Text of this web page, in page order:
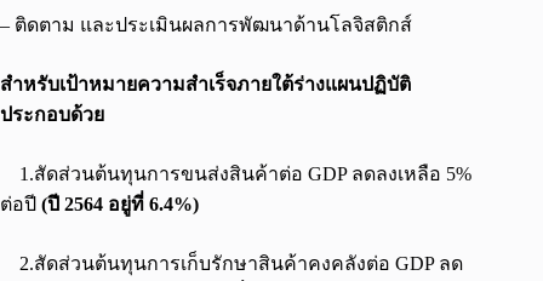
– ติดตาม และประเมินผลการพัฒนาด้านโลจิสติกส์
สำหรับเป้าหมายความสำเร็จภายใต้ร่างแผนปฏิบัติ
ประกอบด้วย
1.สัดส่วนต้นทุนการขนส่งสินค้าต่อ GDP ลดลงเหลือ 5%
ต่อปี (ปี 2564 อยู่ที่ 6.4%)
2.สัดส่วนต้นทุนการเก็บรักษาสินค้าคงคลังต่อ GDP ลด